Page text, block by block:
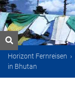
Horizont Fernreisen ›
in Bhutan